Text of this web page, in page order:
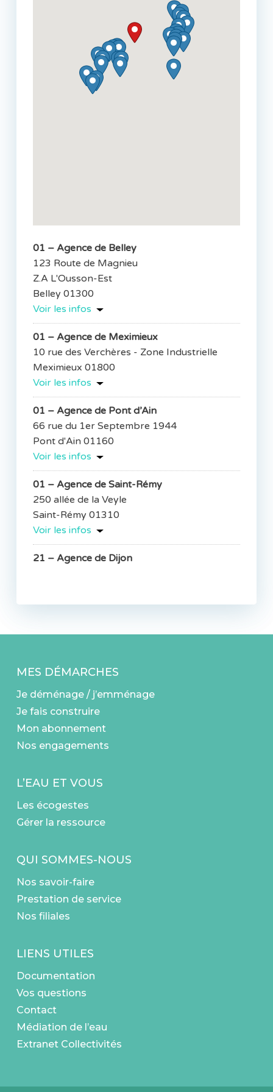
01 – Agence de Belley
123 Route de Magnieu
Z.A L'Ousson-Est
Belley 01300
Voir les infos
01 – Agence de Meximieux
10 rue des Verchères - Zone Industrielle
Meximieux 01800
Voir les infos
01 – Agence de Pont d’Ain
66 rue du 1er Septembre 1944
Pont d'Ain 01160
Voir les infos
01 – Agence de Saint-Rémy
250 allée de la Veyle
Saint-Rémy 01310
Voir les infos
21 – Agence de Dijon
Voir les infos
24 – Agence de Belvès
Belvès 24170
Voir les infos
24 – Agence de Brantôme
Voir les infos
24 – Agence de Cénac-et-Saint-Julien
Cénac-et-Saint-Julien 24250
Voir les infos
24 – Agence de Excideuil
Excideuil 24160
Voir les infos
Thiviers 24800
Voir les infos
24 – Agence de Villetoureix
252 Voie Romaine
Zone industrielle La Borie Ouest
Villetoureix 24600
MES DÉMARCHES
Je déménage / j’emménage
Je fais construire
Mon abonnement
Nos engagements
L’EAU ET VOUS
Les écogestes
Gérer la ressource
QUI SOMMES-NOUS
Nos savoir-faire
Prestation de service
Nos filiales
LIENS UTILES
Documentation
Vos questions
Contact
Médiation de l’eau
Extranet Collectivités